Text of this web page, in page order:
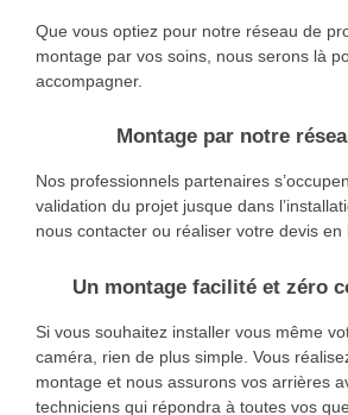
Que vous optiez pour notre réseau de
montage par vos soins, nous serons là
accompagner.
Montage par notre
Nos professionnels partenaires
validation du projet jusque dans
nous contacter ou réaliser votre devis en
Un montage facilité et zéro
Si vous souhaitez installer vous même
caméra, rien de plus simple. Vous
montage et nous assurons vos arrières
techniciens qui répondra à toutes vos